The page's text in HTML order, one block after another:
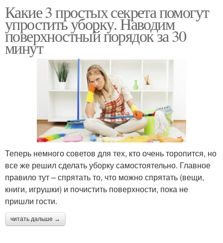
Какие 3 простых секрета помогут
упростить уборку. Наводим
поверхностный порядок за 30
минут
Теперь немного советов для тех, кто очень торопится, но
все же решил сделать уборку самостоятельно. Главное
правило тут – спрятать то, что можно спрятать (вещи,
книги, игрушки) и почистить поверхности, пока не
пришли гости.
читать дальше →